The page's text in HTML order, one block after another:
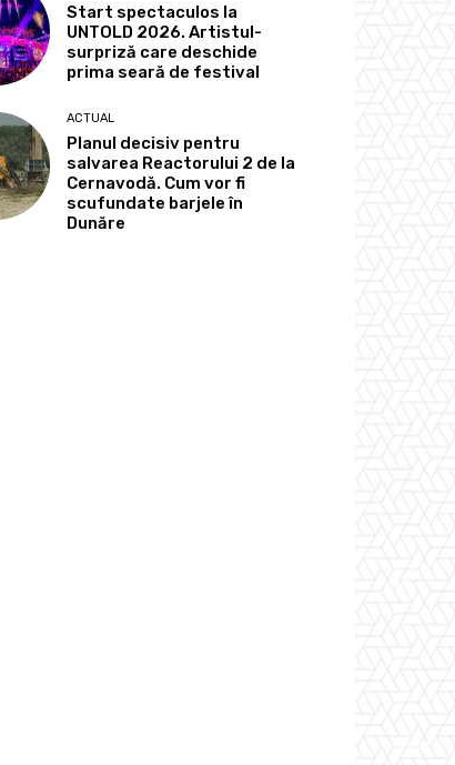
Start spectaculos la
UNTOLD 2026. Artistul-
surpriză care deschide
prima seară de festival
ACTUAL
Planul decisiv pentru
salvarea Reactorului 2 de la
Cernavodă. Cum vor fi
scufundate barjele în
Dunăre